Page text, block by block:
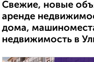
Свежие, новые
аренде
дома,
недвижимость в